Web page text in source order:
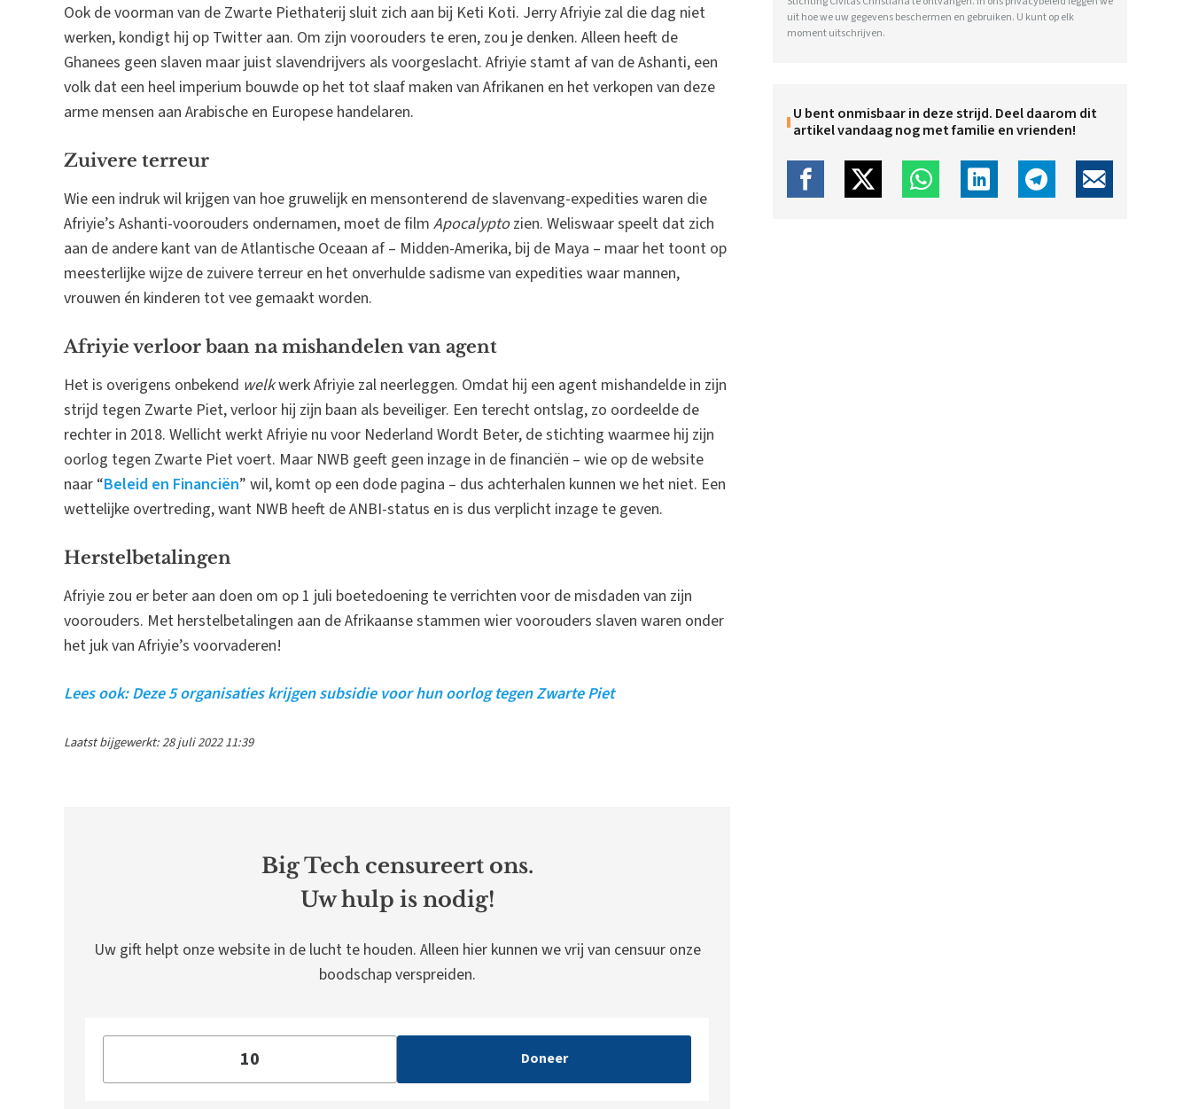
Ook de voorman van de Zwarte Piethaterij sluit zich aan bij Keti Koti. Jerry Afriyie zal die dag niet
werken, kondigt hij op Twitter aan. Om zijn voorouders te eren, zou je denken. Alleen heeft de
Ghanees geen slaven maar juist slavendrijvers als voorgeslacht. Afriyie stamt af van de Ashanti, een
volk dat een heel imperium bouwde op het tot slaaf maken van Afrikanen en het verkopen van deze
arme mensen aan Arabische en Europese handelaren.
Zuivere terreur
Wie een indruk wil krijgen van hoe gruwelijk en mensonterend de slavenvang-expedities waren die
Afriyie’s Ashanti-voorouders ondernamen, moet de film Apocalyptozien. Weliswaar speelt dat zich
aan de andere kant van de Atlantische Oceaan af – Midden-Amerika, bij de Maya – maar het toont op
meesterlijke wijze de zuivere terreur en het onverhulde sadisme van expedities waar mannen,
vrouwen én kinderen tot vee gemaakt worden.
Afriyie verloor baan na mishandelen van agent
Het is overigens onbekend welkwerk Afriyie zal neerleggen. Omdat hij een agent mishandelde in zijn
strijd tegen Zwarte Piet, verloor hij zijn baan als beveiliger. Een terecht ontslag, zo oordeelde de
rechter in 2018. Wellicht werkt Afriyie nu voor Nederland Wordt Beter, de stichting waarmee hij zijn
oorlog tegen Zwarte Piet voert. Maar NWB geeft geen inzage in de financiën – wie op de website
naar “Beleid en Financiën” wil, komt op een dode pagina – dus achterhalen kunnen we het niet. Een
wettelijke overtreding, want NWB heeft de ANBI-status en is dus verplicht inzage te geven.
Herstelbetalingen
Afriyie zou er beter aan doen om op 1 juli boetedoening te verrichten voor de misdaden van zijn
voorouders. Met herstelbetalingen aan de Afrikaanse stammen wier voorouders slaven waren onder
het juk van Afriyie’s voorvaderen!
Lees ook: Deze 5 organisaties krijgen subsidie voor hun oorlog tegen Zwarte Piet
Laatst bijgewerkt: 28 juli 2022 11:39
Big Tech censureert ons.
Uw hulp is nodig!
Uw gift helpt onze website in de lucht te houden. Alleen hier kunnen we vrij van censuur onze
boodschap verspreiden.
Doneer
uit hoe we uw gegevens beschermen en gebruiken. U kunt op elk
moment uitschrijven.
U bent onmisbaar in deze strijd. Deel daarom dit
artikel vandaag nog met familie en vrienden!